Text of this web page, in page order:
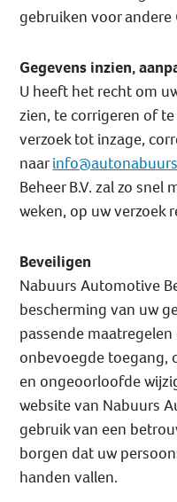
gebruiken voor
Gegevens inzien,
U heeft het recht om
zien, te corrigeren of
verzoek tot inzage,
naar
Beheer B.V. zal zo
weken, op uw verzoek
Beveiligen
Nabuurs Automotive
bescherming van uw
passende
onbevoegde toegang,
en ongeoorloofde
website van Nabuurs
gebruik van een
borgen dat uw
handen vallen.